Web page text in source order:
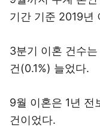
기간 기준 2019년
3분기 이혼 건수
건(0.1%) 늘었다.
9월 이혼은 1년
건이었다.